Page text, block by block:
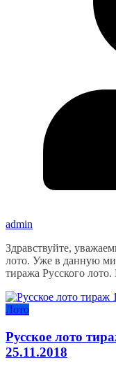
admin
Здравствуйте,
лото. Уже в данную
тиража Русского лото.
Лото
Русское лото
25.11.2018